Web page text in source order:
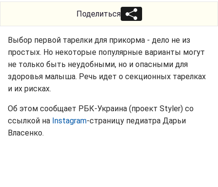
Поделиться
Выбор первой тарелки для прикорма - дело не из
простых. Но некоторые популярные варианты могут
не только быть неудобными, но и опасными для
здоровья малыша. Речь идет о секционных тарелках
и их рисках.
Об этом сообщает РБК-Украина (проект Styler) со
ссылкой на Instagram-страницу педиатра Дарьи
Власенко.